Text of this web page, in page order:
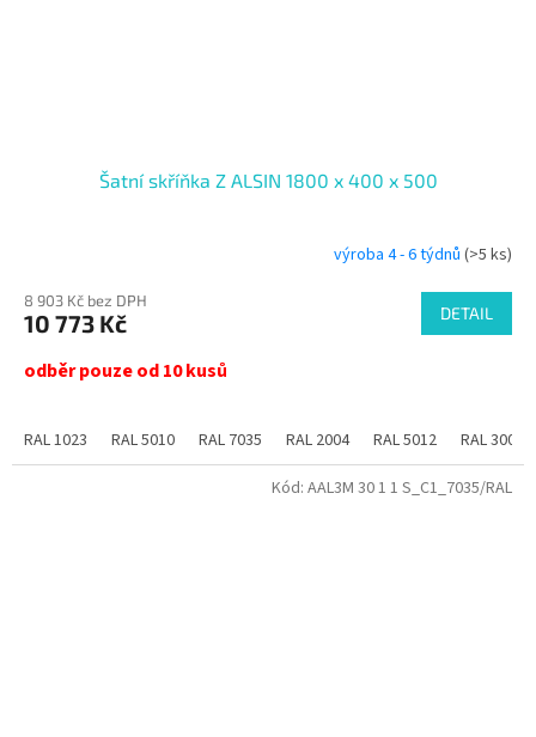
Šatní skříňka Z ALSIN 1800 x 400 x 500
výroba 4 - 6 týdnů (>5 ks)
8 903 Kč bez DPH
10 773 Kč DETAIL
odběr pouze od 10 kusů
RAL 1023 RAL 5010 RAL 7035 RAL 2004 RAL 5012 RAL 3000
Kód: AAL3M 30 1 1 S_C1_7035/RAL